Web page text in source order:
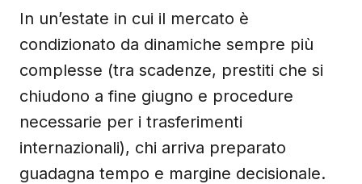
In un’estate in cui il mercato è
condizionato da dinamiche sempre più
complesse (tra scadenze, prestiti che si
chiudono a fine giugno e procedure
necessarie per i trasferimenti
internazionali), chi arriva preparato
guadagna tempo e margine decisionale.